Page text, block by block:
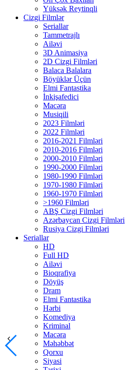
Yüksək Reytinqli
Cizgi Filmlər
Seriallar
Tammetrajlı
Ailəvi
3D Animasiya
2D Cizgi Filmləri
Balaca Balalara
Böyüklər Üçün
Elmi Fantastika
İnkişafedici
Macəra
Musiqili
2023 Filmləri
2022 Filmləri
2016-2021 Filmləri
2010-2016 Filmləri
2000-2010 Filmləri
1990-2000 Filmləri
1980-1990 Filmləri
1970-1980 Filmləri
1960-1970 Filmləri
>1960 Filmləri
ABŞ Cizgi Filmləri
Azərbaycan Cizgi Filmləri
Rusiya Cizgi Filmləri
Seriallar
HD
Full HD
Ailəvi
Bioqrafiya
Döyüş
Dram
Elmi Fantastika
Hərbi
Komediya
Kriminal
Macəra
Məhəbbət
Qorxu
Siyasi